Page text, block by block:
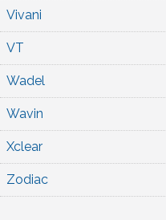
Vivani
VT
Wadel
Wavin
Xclear
Zodiac